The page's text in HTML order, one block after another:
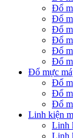
Đổ
Đổ
Đổ
Đổ
Đổ
Đổ
Đổ mực
Đổ
Đổ
Đổ
Linh kiện
Linh
Linh